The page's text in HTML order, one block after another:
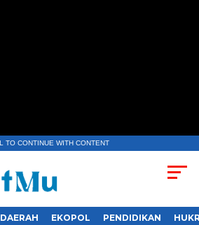
TO CONTINUE WITH CONTENT
DAERAH EKOPOL PENDIDIKAN